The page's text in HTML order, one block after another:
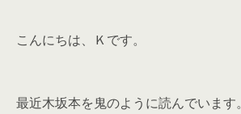
こんにちは、Ｋです。
最近木坂本を鬼のように読んでいます。